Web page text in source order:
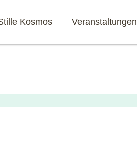
Kosmos Veranstaltungen